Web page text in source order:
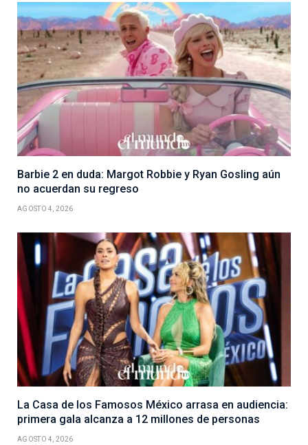
Barbie 2 en duda: Margot Robbie y Ryan Gosling aún
no acuerdan su regreso
AGOSTO 4, 2026
La Casa de los Famosos México arrasa en audiencia:
primera gala alcanza a 12 millones de personas
AGOSTO 4, 2026